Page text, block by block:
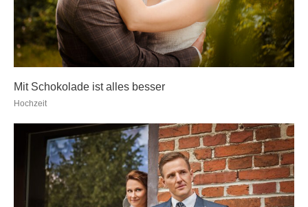
Mit Schokolade ist alles besser
Hochzeit